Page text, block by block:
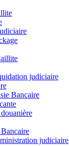
judiciaire
Bancaire
judiciaire